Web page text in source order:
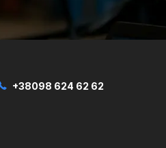
+38098 624 62 62